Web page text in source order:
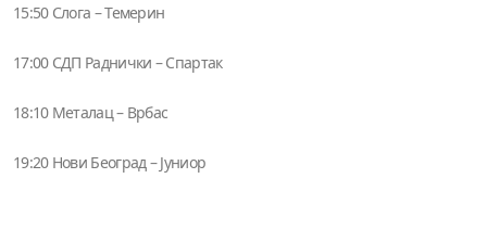
15:50 Слога – Темерин
17:00 СДП Раднички – Спартак
18:10 Металац – Врбас
19:20 Нови Београд – Јуниор